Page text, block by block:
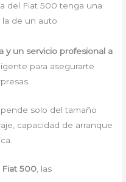
del Fiat 500 tenga una
la de un auto
y un servicio profesional a
para asegurarte
solo del tamaño
capacidad de arranque
Fiat 500 , las